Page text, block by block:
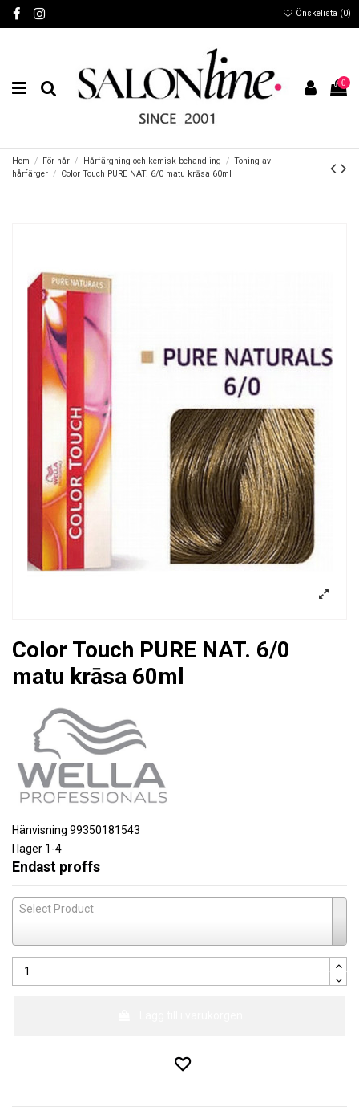
Önskelista (0)
0
Hem För hår Hårfärgning och kemisk behandling
Toning av
hårfärger
Color Touch PURE NAT. 6/0 matu krāsa 60ml
Color Touch PURE NAT. 6/0
matu krāsa 60ml
Hänvisning 99350181543
I lager 1-4
Endast proffs
Select Product